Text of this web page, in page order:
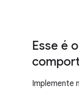
Esse é
Implemente